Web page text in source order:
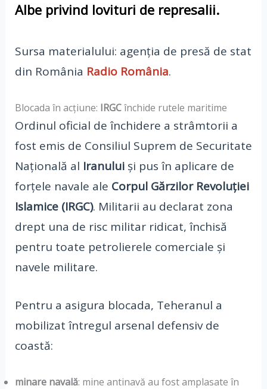
Albeprivind lovituri de represalii.
Sursa materialului: agenția de presă de stat
din România Radio România.
Blocada în acțiune: IRGCînchide rutele maritime
Ordinul oficial de închidere a strâmtorii a
fost emis de Consiliul Suprem de Securitate
Națională al Iranuluiși pus în aplicare de
forțele navale ale Corpul Gărzilor Revoluției
Islamice (IRGC). Militarii au declarat zona
drept una de risc militar ridicat, închisă
pentru toate petrolierele comerciale și
navele militare.
Pentru a asigura blocada, Teheranul a
mobilizat întregul arsenal defensiv de
coastă:
minare navală: mine antinavă au fost amplasate în